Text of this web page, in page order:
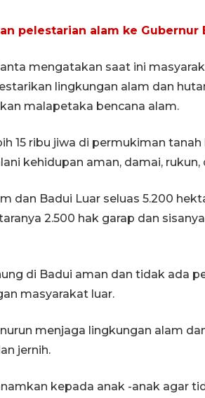
pelestarian alam ke Gubernur
mengatakan saat ini
lingkungan alam dan
malapetaka bencana alam.
15 ribu jiwa di permukiman
kehidupan aman, damai, rukun,
dan Badui Luar seluas 5.200
2.500 hak garap dan
di Badui aman dan tidak ada
masyarakat luar.
menjaga lingkungan alam
jernih.
kepada anak -anak agar